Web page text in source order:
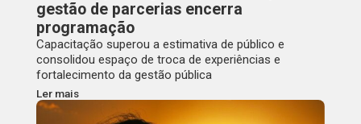
gestão de parcerias encerra
programação
Capacitação superou a estimativa de público e
consolidou espaço de troca de experiências e
fortalecimento da gestão pública
Ler mais